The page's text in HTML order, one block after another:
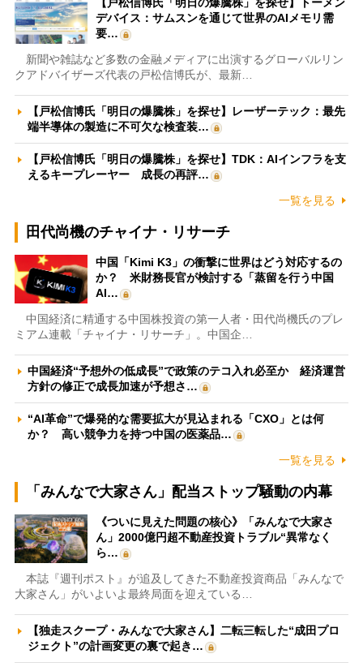
デバイス：サムスンを通じて世界のAIメモリ需
要…
新聞や雑誌など多数の金融メディアに出演するグローバルリン
クアドバイザーズ代表の戸松信博氏が、最新…
【戸松信博氏「明日の爆騰株」を探せ】レーザーテック：最先
端半導体の製造に不可欠な検査装…
【戸松信博氏「明日の爆騰株」を探せ】TDK：AIインフラを支
えるキープレーヤー 成長の再評…
一覧を見る
田代尚機のチャイナ・リサーチ
中国「Kimi K3」の衝撃に世界はどう対応するの
か？ 米財務長官が検討する「蒸留を行う中国
AI…
中国経済に精通する中国株投資の第一人者・田代尚機氏のプレ
ミアム連載「チャイナ・リサーチ」。中国企…
中国経済“予想外の低成長”で政策のテコ入れ必至か 経済運営
方針の修正で成長加速が予想さ…
“AI革命”で爆発的な需要拡大が見込まれる「CXO」とは何
か？ 高い競争力を持つ中国の医薬品…
一覧を見る
「みんなで大家さん」配当ストップ騒動の内幕
《ついに見えた問題の核心》「みんなで大家さ
ん」2000億円超不動産投資トラブル“異常なく
ら…
本誌『週刊ポスト』が追及してきた不動産投資商品「みんなで
大家さん」がいよいよ最終局面を迎えている…
【独走スクープ・みんなで大家さん】二転三転した“成田プロ
ジェクト”の計画変更の裏で起き…